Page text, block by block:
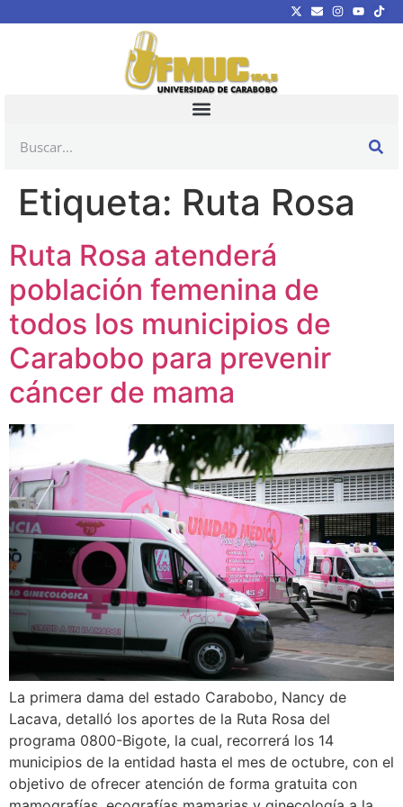
Etiqueta: Ruta Rosa
Ruta Rosa atenderá
población femenina de
todos los municipios de
Carabobo para prevenir
cáncer de mama
La primera dama del estado Carabobo, Nancy de
Lacava, detalló los aportes de la Ruta Rosa del
programa 0800-Bigote, la cual, recorrerá los 14
municipios de la entidad hasta el mes de octubre, con el
objetivo de ofrecer atención de forma gratuita con